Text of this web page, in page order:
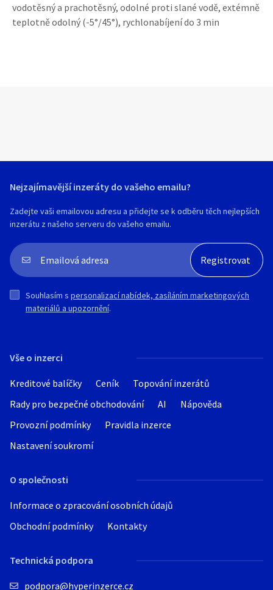
vodotěsný a prachotěsný, odolné proti slané vodě, extémně
teplotně odolný (-5°/45°), rychlonabíjení do 3 min
Vše o inzerci
Kreditové balíčky Ceník
Topování inzerátů
Rady pro bezpečné obchodování
AI
Nápověda
Provozní podmínky
Pravidla inzerce
Nastavení soukromí
O společnosti
Informace o zpracování osobních údajů
Obchodní podmínky
Kontakty
Technická podpora
podpora@hyperinzerce.cz
Nejzajímavější inzeráty do vašeho emailu?
Zadejte vaši emailovou adresu a přidejte se k odběru těch nejlepších
inzerátu z našeho serveru do vašeho emailu.
Souhlasím s personalizací nabídek, zasíláním marketingových
materiálů a upozornění.